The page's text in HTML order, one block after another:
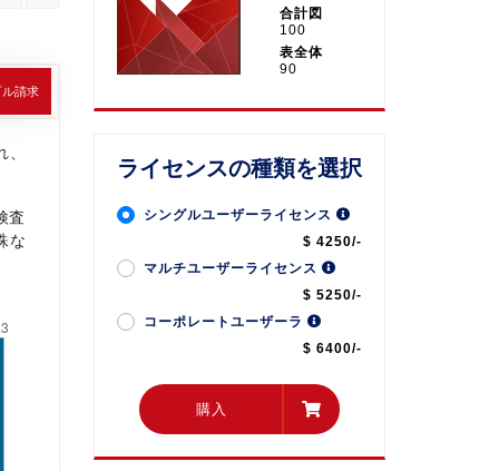
請求
査
な
合計図
100
表全体
90
ライセンスの種類を選択
シングルユーザーライセンス
$ 4250/-
マルチユーザーライセンス
$ 5250/-
コーポレートユーザーラ
$ 6400/-
購入